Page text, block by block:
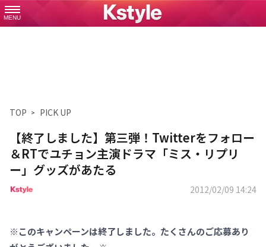
MENU
TOP PICK UP
【終了しました】第三弾！Twitterをフォロー
＆RTでユチョン主演ドラマ「ミス・リプリ
ー」グッズがあたる
2012/02/09 14:24
※このキャンペーンは終了しました。たくさんのご応募あり